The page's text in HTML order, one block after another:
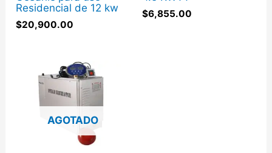
Residencial de 12 kw
$20,900.00
$6,855.00
AGOTADO